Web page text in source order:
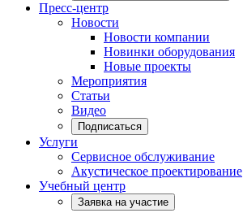
Пресс-центр
Новости
Новости компании
Новинки оборудования
Новые проекты
Мероприятия
Статьи
Видео
Подписаться
Услуги
Сервисное обслуживание
Акустическое проектирование
Учебный центр
Заявка на участие